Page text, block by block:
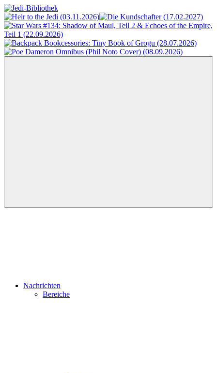
Zum
Inhalt
springen
Jedi-
Bibliothek
Das
Portal
für
Star
Wars-
Nachrichten
Bereiche